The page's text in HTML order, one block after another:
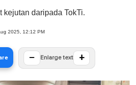
kejutan daripada TokTi.
2025, 12:12 PM
− Enlarge text +